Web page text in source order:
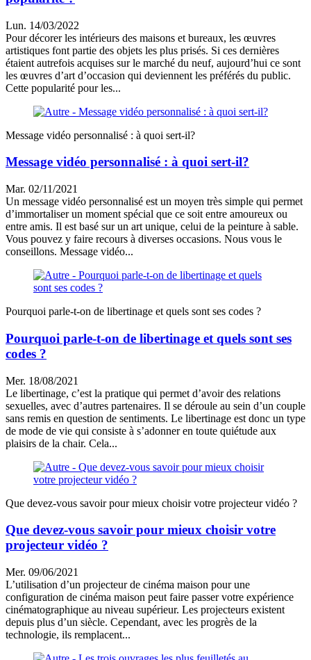
Lun. 14/03/2022
Pour décorer les intérieurs des maisons et bureaux, les œuvres
artistiques font partie des objets les plus prisés. Si ces dernières
étaient autrefois acquises sur le marché du neuf, aujourd’hui ce sont
les œuvres d’art d’occasion qui deviennent les préférés du public.
Cette popularité pour les...
Message vidéo personnalisé : à quoi sert-il?
Message vidéo personnalisé : à quoi sert-il?
Mar. 02/11/2021
Un message vidéo personnalisé est un moyen très simple qui permet
d’immortaliser un moment spécial que ce soit entre amoureux ou
entre amis. Il est basé sur un art unique, celui de la peinture à sable.
Vous pouvez y faire recours à diverses occasions. Nous vous le
conseillons. Message vidéo...
Pourquoi parle-t-on de libertinage et quels sont ses codes ?
Pourquoi parle-t-on de libertinage et quels sont ses
codes ?
Mer. 18/08/2021
Le libertinage, c’est la pratique qui permet d’avoir des relations
sexuelles, avec d’autres partenaires. Il se déroule au sein d’un couple
sans remis en question de sentiments. Le libertinage est donc un type
de mode de vie qui consiste à s’adonner en toute quiétude aux
plaisirs de la chair. Cela...
Que devez-vous savoir pour mieux choisir votre projecteur vidéo ?
Que devez-vous savoir pour mieux choisir votre
projecteur vidéo ?
Mer. 09/06/2021
L’utilisation d’un projecteur de cinéma maison pour une
configuration de cinéma maison peut faire passer votre expérience
cinématographique au niveau supérieur. Les projecteurs existent
depuis plus d’un siècle. Cependant, avec les progrès de la
technologie, ils remplacent...